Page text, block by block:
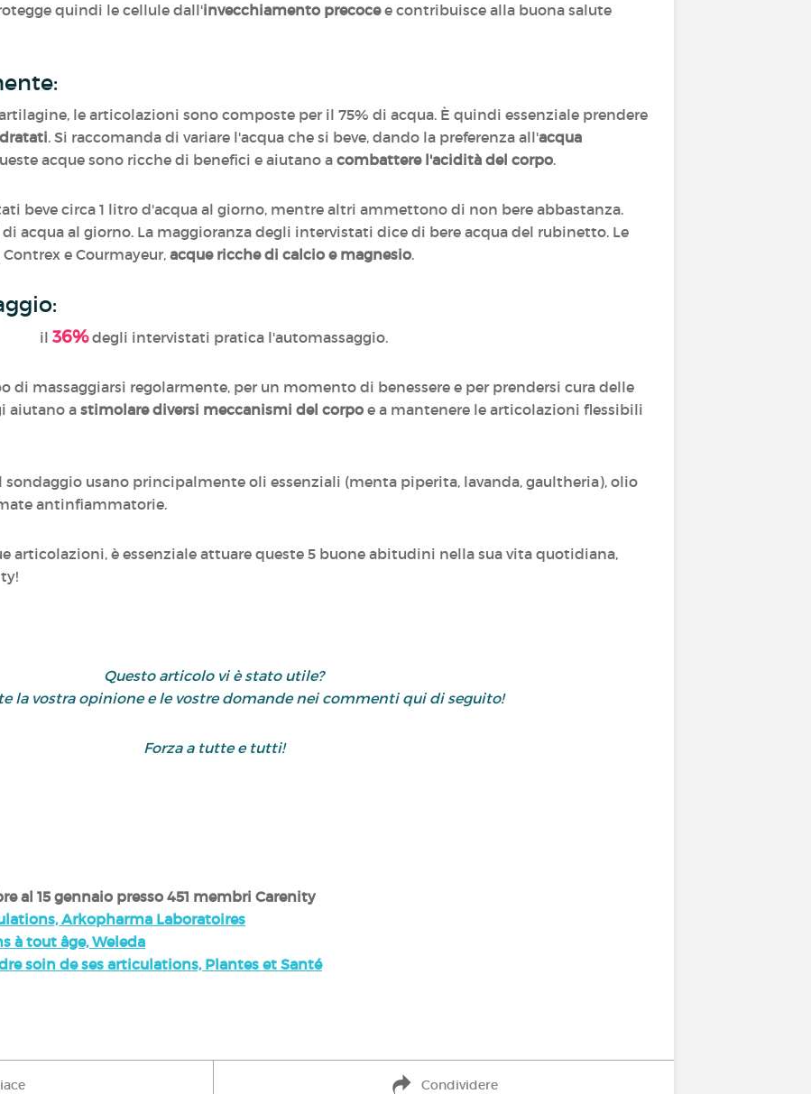
quindi le cellule dall'invecchiamento precocee contribuisce alla buona salute
le articolazioni sono composte per il 75% di acqua. È quindi essenziale prendere
. Si raccomanda di variare l'acqua che si beve, dando la preferenza all'acqua
acque sono ricche di benefici e aiutano a combattere l'acidità del corpo.
beve circa 1 litro d'acqua al giorno, mentre altri ammettono di non bere abbastanza.
acqua al giorno. La maggioranza degli intervistati dice di bere acqua del rubinetto. Le
e Courmayeur,acque ricche di calcio e magnesio.
:
il 36% degli intervistati pratica l'automassaggio.
massaggiarsi regolarmente, per un momento di benessere e per prendersi cura delle
aiutano a stimolare diversi meccanismi del corpo e a mantenere le articolazioni flessibili
usano principalmente oli essenziali (menta piperita, lavanda, gaultheria), olio
antinfiammatorie.
articolazioni, è essenziale attuare queste 5 buone abitudini nella sua vita quotidiana,
Questo articolo vi è stato utile?
la vostra opinione e le vostre domande nei commenti qui di seguito!
Forza a tutte e tutti!
al 15 gennaio presso 451 membri Carenity
Arkopharma Laboratoires
à tout âge, Weleda
soin de ses articulations, Plantes et Santé
Condividere